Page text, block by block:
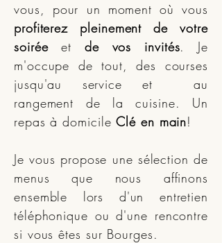
vous, pour un moment où vous
profiterez pleinement de votre
soiréeet de vos invités. Je
m'occupe de tout, des courses
jusqu'au service et au
rangement de la cuisine. Un
repas à domicileClé en main!
Je vous propose une sélection de
menus que nous affinons
ensemble lors d'un entretien
téléphonique ou d'une rencontre
si vous êtes sur Bourges.